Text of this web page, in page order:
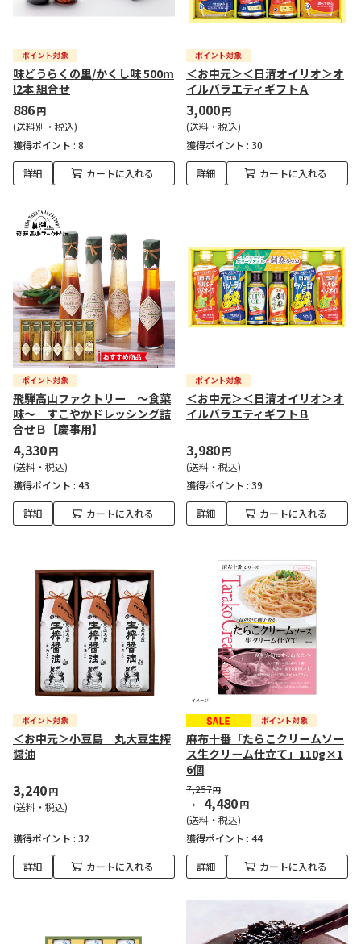
味どうらくの里/かくし味 500m
l2本 組合せ
886円
(送料別・税込)
獲得ポイント : 8
詳細 カートに入れる
＜お中元＞＜日清オイリオ＞オ
イルバラエティギフトＡ
3,000円
(送料・税込)
獲得ポイント : 30
詳細 カートに入れる
飛騨高山ファクトリー ～食菜
味～ すこやかドレッシング詰
合せＢ【慶事用】
4,330円
(送料・税込)
獲得ポイント : 43
詳細 カートに入れる
＜お中元＞＜日清オイリオ＞オ
イルバラエティギフトＢ
3,980円
(送料・税込)
獲得ポイント : 39
詳細 カートに入れる
＜お中元＞小豆島 丸大豆生搾
醤油
3,240円
(送料・税込)
獲得ポイント : 32
詳細 カートに入れる
麻布十番「たらこクリームソー
ス生クリーム仕立て」110g×1
6個
7,257円
4,480円
(送料・税込)
獲得ポイント : 44
詳細 カートに入れる